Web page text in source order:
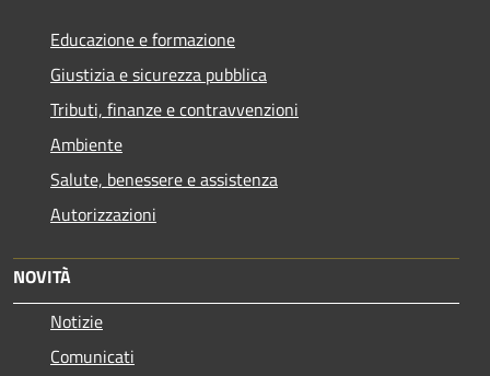
Educazione e formazione
Giustizia e sicurezza pubblica
Tributi, finanze e contravvenzioni
Ambiente
Salute, benessere e assistenza
Autorizzazioni
NOVITÀ
Notizie
Comunicati